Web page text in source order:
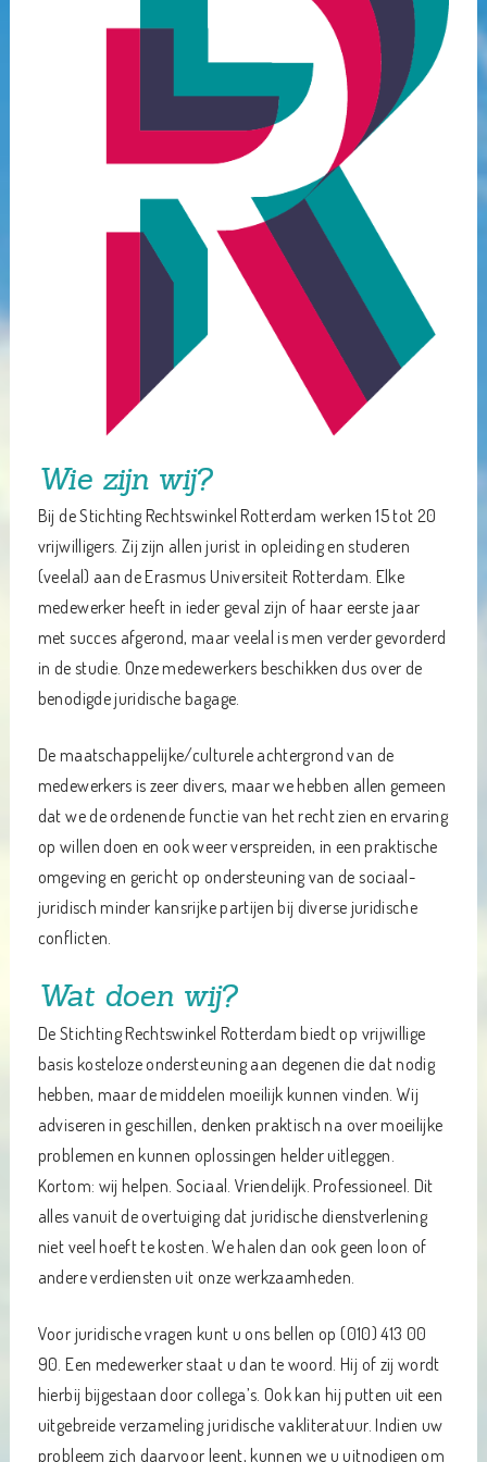
Wie zijn wij?
Bij de Stichting Rechtswinkel Rotterdam werken 15 tot 20
vrijwilligers. Zij zijn allen jurist in opleiding en studeren
(veelal) aan de Erasmus Universiteit Rotterdam. Elke
medewerker heeft in ieder geval zijn of haar eerste jaar
met succes afgerond, maar veelal is men verder gevorderd
in de studie. Onze medewerkers beschikken dus over de
benodigde juridische bagage.
De maatschappelijke/culturele achtergrond van de
medewerkers is zeer divers, maar we hebben allen gemeen
dat we de ordenende functie van het recht zien en ervaring
op willen doen en ook weer verspreiden, in een praktische
omgeving en gericht op ondersteuning van de sociaal-
juridisch minder kansrijke partijen bij diverse juridische
conflicten.
Wat doen wij?
De Stichting Rechtswinkel Rotterdam biedt op vrijwillige
basis kosteloze ondersteuning aan degenen die dat nodig
hebben, maar de middelen moeilijk kunnen vinden. Wij
adviseren in geschillen, denken praktisch na over moeilijke
problemen en kunnen oplossingen helder uitleggen.
Kortom: wij helpen. Sociaal. Vriendelijk. Professioneel. Dit
alles vanuit de overtuiging dat juridische dienstverlening
niet veel hoeft te kosten. We halen dan ook geen loon of
andere verdiensten uit onze werkzaamheden.
Voor juridische vragen kunt u ons bellen op (010) 413 00
90. Een medewerker staat u dan te woord. Hij of zij wordt
hierbij bijgestaan door collega’s. Ook kan hij putten uit een
uitgebreide verzameling juridische vakliteratuur. Indien uw
probleem zich daarvoor leent, kunnen we u uitnodigen om